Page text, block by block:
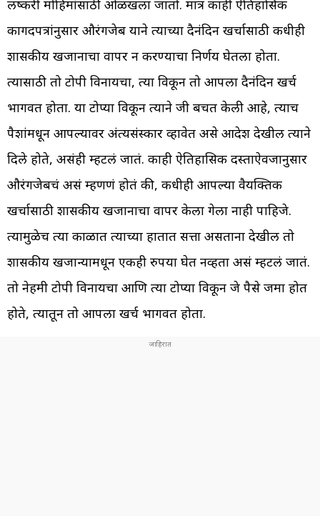
लष्करी मोहिमांसाठी ओळखला जातो. मात्र काही ऐतिहासिक
कागदपत्रांनुसार औरंगजेब याने त्याच्या दैनंदिन खर्चासाठी कधीही
शासकीय खजानाचा वापर न करण्याचा निर्णय घेतला होता.
त्यासाठी तो टोपी विनायचा, त्या विकून तो आपला दैनंदिन खर्च
भागवत होता. या टोप्या विकून त्याने जी बचत केली आहे, त्याच
पैशांमधून आपल्यावर अंत्यसंस्कार व्हावेत असे आदेश देखील त्याने
दिले होते, असंही म्हटलं जातं. काही ऐतिहासिक दस्ताऐवजानुसार
औरंगजेबचं असं म्हणणं होतं की, कधीही आपल्या वैयक्तिक
खर्चासाठी शासकीय खजानाचा वापर केला गेला नाही पाहिजे.
त्यामुळेच त्या काळात त्याच्या हातात सत्ता असताना देखील तो
शासकीय खजान्यामधून एकही रुपया घेत नव्हता असं म्हटलं जातं.
तो नेहमी टोपी विनायचा आणि त्या टोप्या विकून जे पैसे जमा होत
होते, त्यातून तो आपला खर्च भागवत होता.